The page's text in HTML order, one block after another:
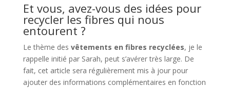
Et vous, avez-vous des idées pour
recycler les fibres qui nous
entourent ?
Le thème des vêtements en fibres recyclées, je le
rappelle initié par Sarah, peut s’avérer très large. De
fait, cet article sera régulièrement mis à jour pour
ajouter des informations complémentaires en fonction